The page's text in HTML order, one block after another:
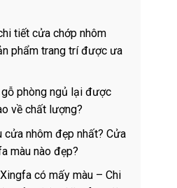
tiết cửa chớp nhôm
phẩm trang trí được ưa
phòng ngủ lại được
về chất lượng?
cửa nhôm đẹp nhất? Cửa
màu nào đẹp?
có mấy màu – Chi